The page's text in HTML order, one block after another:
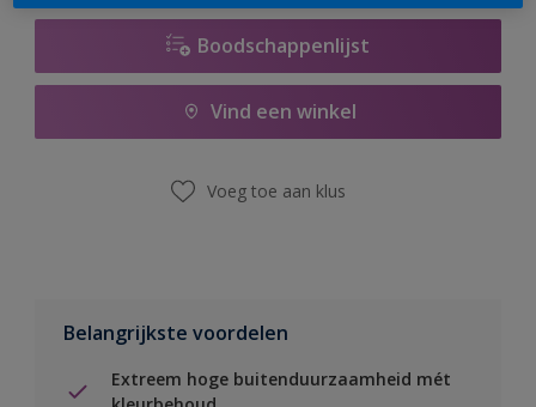
Boodschappenlijst
Vind een winkel
Voeg toe aan klus
Belangrijkste voordelen
Extreem hoge buitenduurzaamheid mét